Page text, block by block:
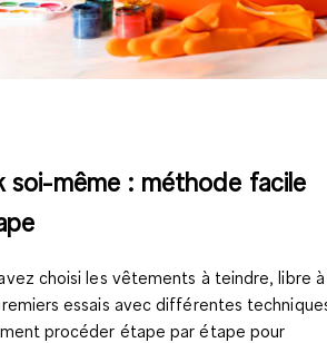
soi-même : méthode facile
choisi les vêtements à teindre, libre à
essais avec différentes
procéder étape par étape pour